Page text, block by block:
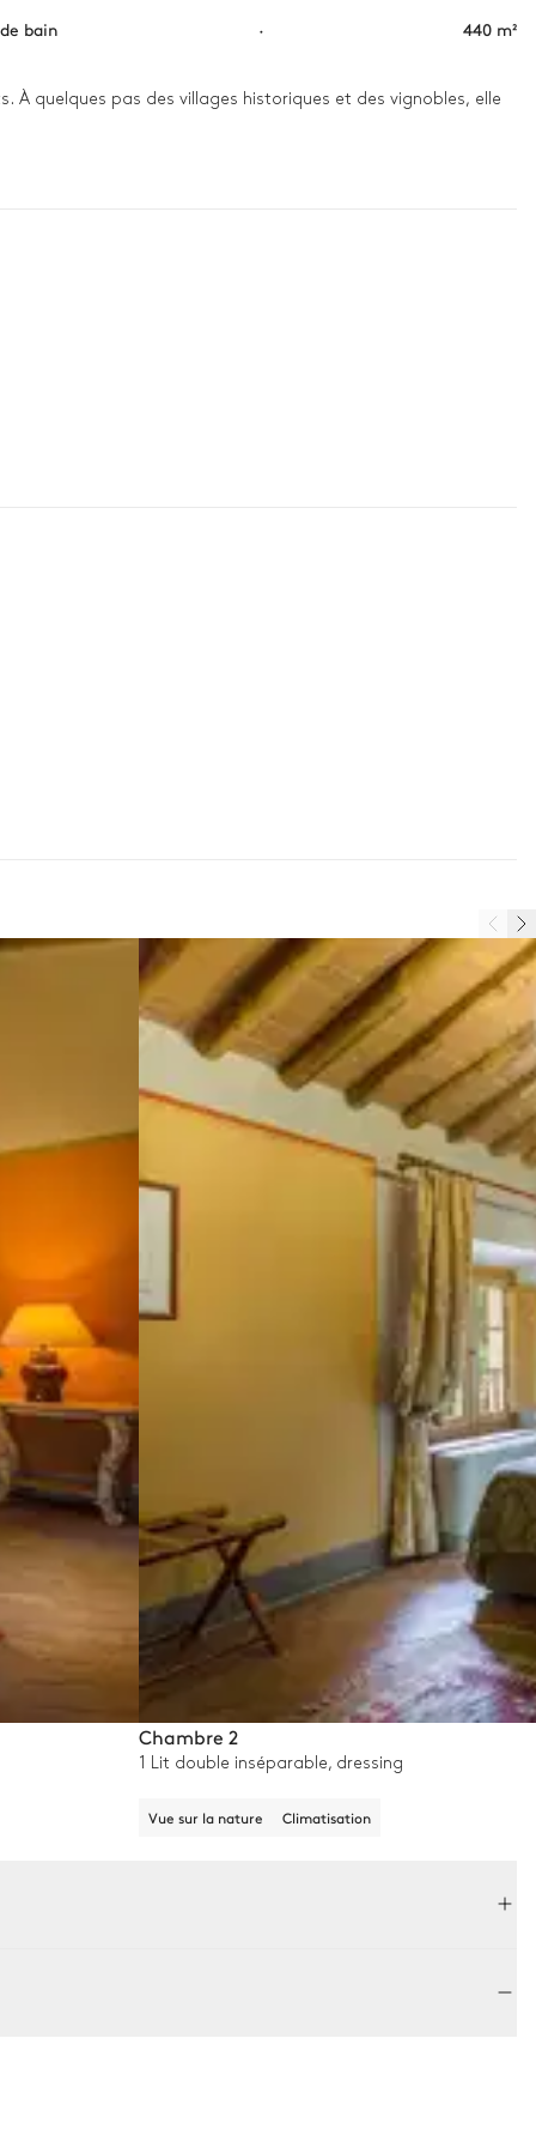
bain · 440 m²
À quelques pas des villages historiques et des vignobles, elle
Chambre 2
1 Lit double inséparable, dressing
Vue sur la nature Climatisation